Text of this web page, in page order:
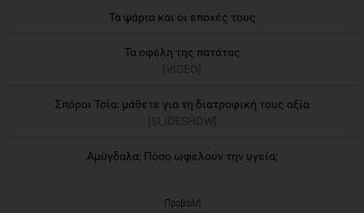
Τα ψάρια και οι εποχές τους
Τα οφέλη της πατάτας
[VIDEO]
Σπόροι Τσία: μάθετε για τη διατροφική τους αξία
[SLIDESHOW]
Αμύγδαλα: Πόσο ωφελούν την υγεία;
Προβολή